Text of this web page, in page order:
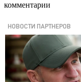
комментарии